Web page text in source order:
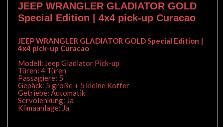
JEEP WRANGLER GLADIATOR GOLD
Special Edition | 4x4 pick-up Curacao
JEEP WRANGLER GLADIATOR GOLD Special Edition |
4x4 pick-up Curacao
Modell: Jeep Gladiator Pick-up
Türen: 4 Türen
Passagiere: 5
Gepäck: 5 große + 5 kleine Koffer
Getriebe: Automatik
Servolenkung: Ja
Klimaanlage: Ja